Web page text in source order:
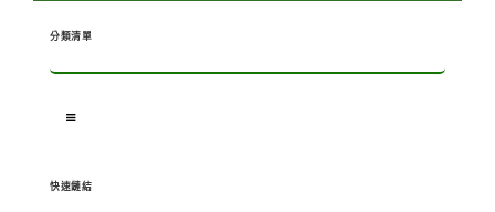
分類清單
快速鏈結